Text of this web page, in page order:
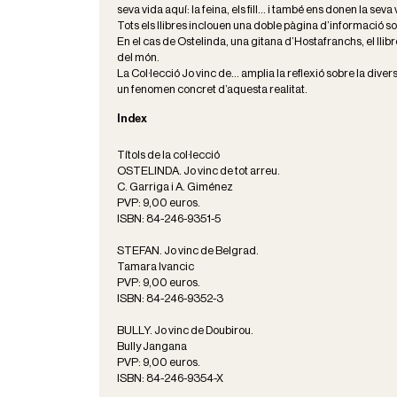
seva vida aquí: la feina, els fill... i també ens donen la
Tots els llibres inclouen una doble pàgina d’informació
En el cas de Ostelinda, una gitana d’Hostafranchs, el
del món.
La Col·lecció Jo vinc de... amplia la reflexió sobre la
un fenomen concret d’aquesta realitat.
Index
Títols de la col·lecció
OSTELINDA. Jo vinc de tot arreu.
C. Garriga i A. Giménez
PVP: 9,00 euros.
ISBN: 84-246-9351-5
STEFAN. Jo vinc de Belgrad.
Tamara Ivancic
PVP: 9,00 euros.
ISBN: 84-246-9352-3
BULLY. Jo vinc de Doubirou.
Bully Jangana
PVP: 9,00 euros.
ISBN: 84-246-9354-X